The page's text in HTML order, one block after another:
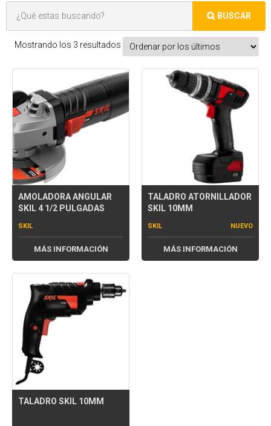
Mostrando los 3 resultados
AMOLADORA ANGULAR
SKIL 4 1/2 PULGADAS
SKIL
MÁS INFORMACIÓN
TALADRO ATORNILLADOR
SKIL 10MM
SKIL NUEVO
MÁS INFORMACIÓN
TALADRO SKIL 10MM